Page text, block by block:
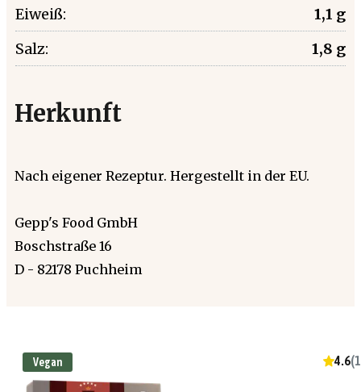
Eiweiß:
1,1 g
Salz:
1,8 g
Herkunft
Nach eigener Rezeptur. Hergestellt in der EU.
Gepp's Food GmbH
Boschstraße 16
D - 82178 Puchheim
Vegan 4.6(